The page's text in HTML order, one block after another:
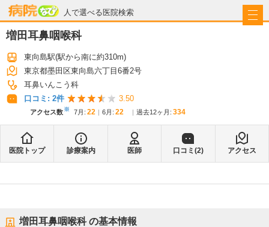
人で選べる医院検索
病院なび
増田耳鼻咽喉科
東向島駅(駅から南に約310m)
東京都墨田区東向島六丁目6番2号
耳鼻いんこう科
口コミ: 2件 3.50
アクセス数※ 7月 : 22 6月 : 22 過去12ヶ月: 334
医院トップ 診療案内 医師 口コミ(2) アクセス
増田耳鼻咽喉科の基本情報